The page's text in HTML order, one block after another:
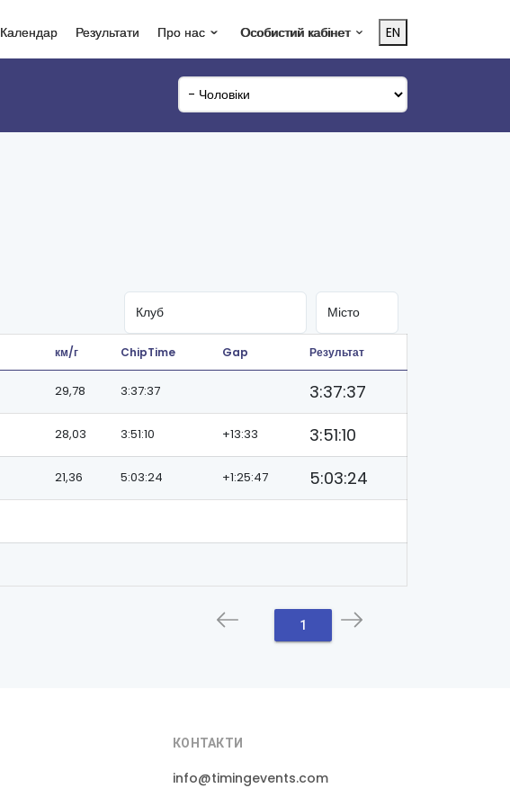
Календар Результати Про нас Особистий кабінет EN
км/г ChipTime Gap Результат
29,78 3:37:37
3:37:37
28,03 3:51:10 +13:33
3:51:10
21,36 5:03:24 +1:25:47
5:03:24
1
КОНТАКТИ
info@timingevents.com